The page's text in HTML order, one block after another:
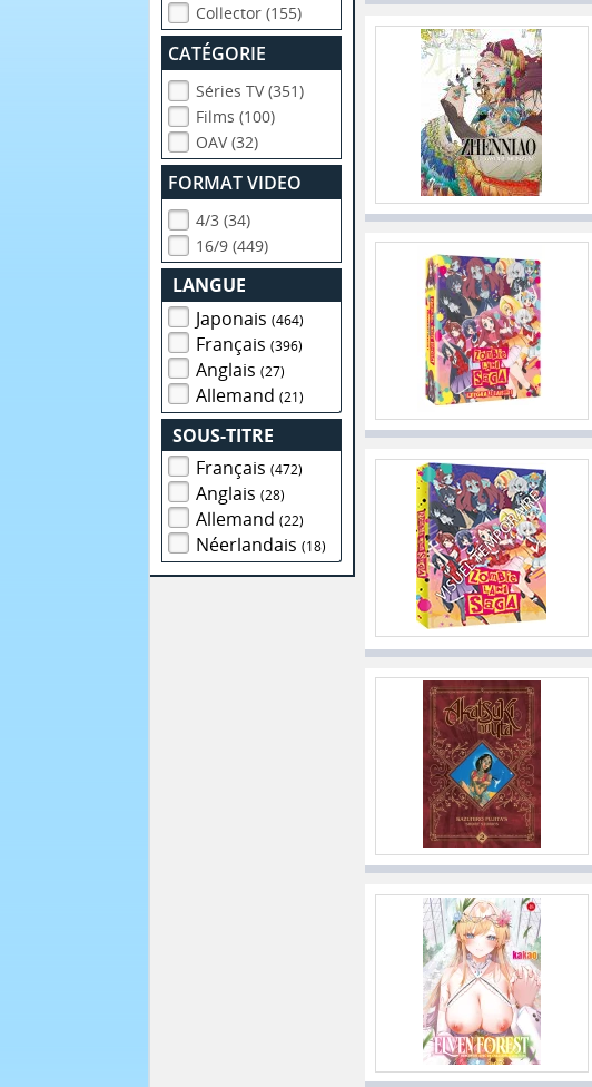
Collector (155)
CATÉGORIE
Séries TV (351)
Films (100)
OAV (32)
FORMAT VIDEO
4/3 (34)
16/9 (449)
LANGUE
Japonais(464)
Français(396)
Anglais(27)
Allemand(21)
SOUS-TITRE
Français(472)
Anglais(28)
Allemand(22)
Néerlandais(18)